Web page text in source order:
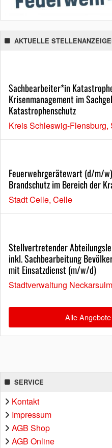
AKTUELLE
Sachbearbeiter*in
Krisenmanagement im
Katastrophenschutz
Kreis Schleswig-Flensburg,
Feuerwehrgerätewart (d/m/
Brandschutz im Bereich der
Stadt Celle, Celle
Stellvertretender
inkl. Sachbearbeitung
mit Einsatzdienst (m/w/d)
Stadtverwaltung
Alle
SERVICE
Kontakt
Impressum
AGB Shop
AGB Online